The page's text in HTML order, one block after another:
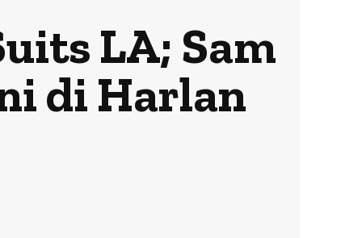
LA; Sam
di Harlan